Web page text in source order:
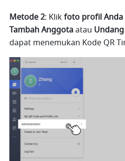
Metode 2: Klik foto profil Anda
Tambah Anggota atau
dapat menemukan Kode QR